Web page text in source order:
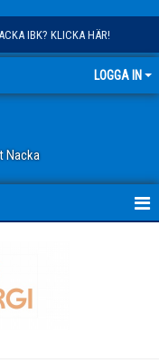
IBK? KLICKA HÄR!
LOGGA IN
Nacka